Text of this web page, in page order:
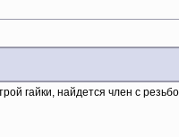
гайки, найдется член с